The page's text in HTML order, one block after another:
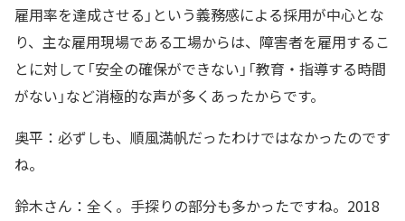
雇用率を達成させる」という義務感による採用が中心とな
り、主な雇用現場である工場からは、障害者を雇用するこ
とに対して「安全の確保ができない」「教育・指導する時間
がない」など消極的な声が多くあったからです。
奥平：必ずしも、順風満帆だったわけではなかったのです
ね。
鈴木さん：全く。手探りの部分も多かったですね。2018